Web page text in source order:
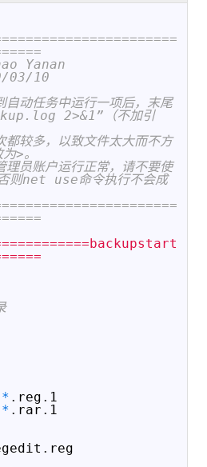
Yanan
03/10
动任务中运行一项后，末尾
2>&1”（不加引
较多，以致文件太大而不方
为>。
员账户运行正常，请不要使
则net use命令执行不会成
* . reg . 1
* . rar . 1
. reg